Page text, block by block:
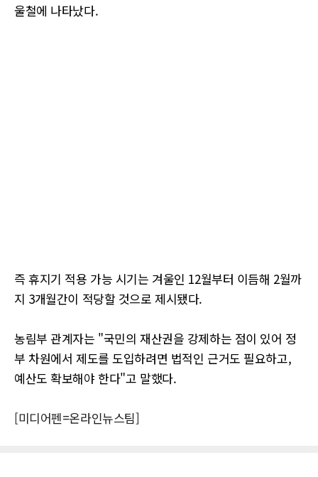
울철에 나타났다.
즉 휴지기 적용 가능 시기는 겨울인 12월부터 이듬해 2월까
지 3개월간이 적당할 것으로 제시됐다.
농림부 관계자는 "국민의 재산권을 강제하는 점이 있어 정
부 차원에서 제도를 도입하려면 법적인 근거도 필요하고,
예산도 확보해야 한다"고 말했다.
[미디어펜=온라인뉴스팀]